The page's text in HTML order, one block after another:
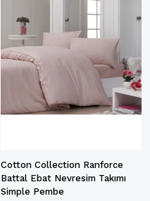
Cotton Collection Ranforce
Battal Ebat Nevresim Takımı
Simple Pembe